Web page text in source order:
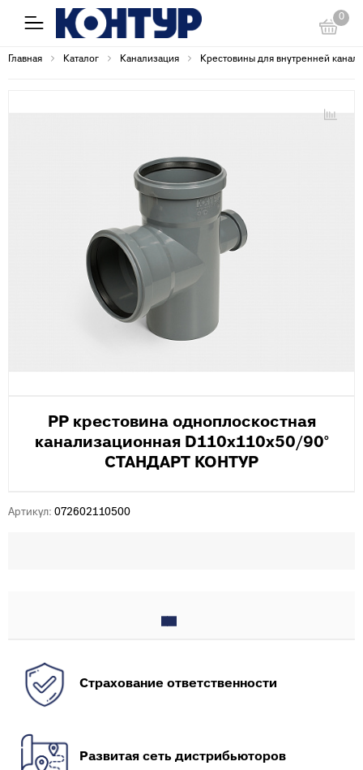
0
Главная Каталог Канализация Крестовины для внутренней
PP крестовина одноплоскостная
канализационная D110х110х50/90°
СТАНДАРТ КОНТУР
Артикул: 072602110500
Страхование ответственности
Развитая сеть дистрибьюторов